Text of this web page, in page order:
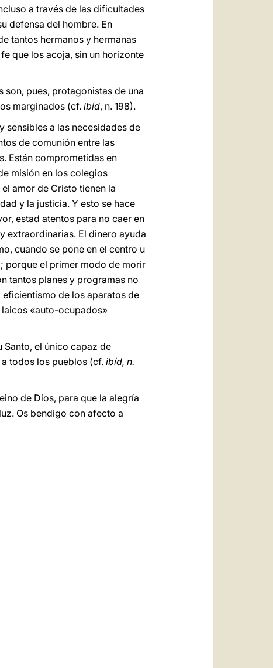
a través de las dificultades
defensa del hombre. En
tantos hermanos y hermanas
que los acoja, sin un horizonte
pues, protagonistas de una
marginados (cf. ibíd, n. 198).
sensibles a las necesidades de
de comunión entre las
Están comprometidas en
misión en los colegios
amor de Cristo tienen la
y la justicia. Y esto se hace
estad atentos para no caer en
extraordinarias. El dinero ayuda
cuando se pone en el centro u
porque el primer modo de morir
tantos planes y programas no
eficientismo de los aparatos de
«auto-ocupados»
el único capaz de
todos los pueblos (cf. ibíd, n.
de Dios, para que la alegría
Os bendigo con afecto a